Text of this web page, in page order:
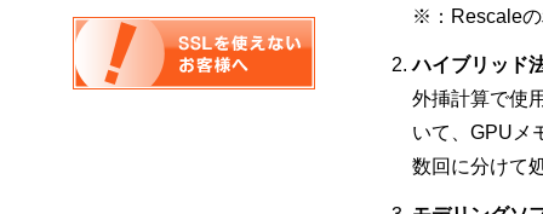
※：Rescaleの
ハイブリッド
外挿計算で使
いて、GPUメ
数回に分けて